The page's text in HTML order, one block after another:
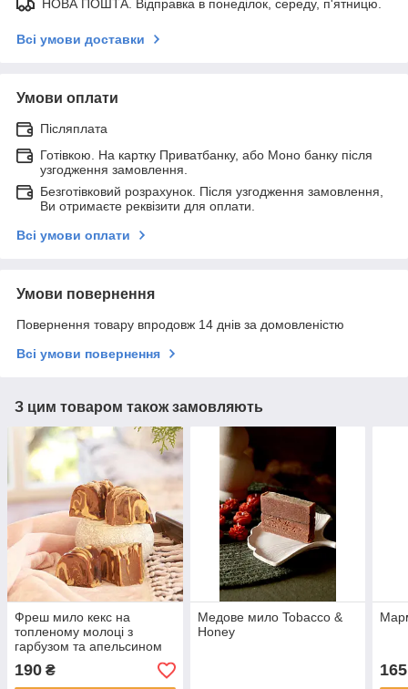
НОВА ПОШТА. Відправка в понеділок, середу, п'ятницю.
Всі умови доставки
Умови оплати
Післяплата
Готівкою. На картку Приватбанку, або Моно банку після
узгодження замовлення.
Безготівковий розрахунок. Після узгодження замовлення,
Ви отримаєте реквізити для оплати.
Всі умови оплати
Умови повернення
Повернення товару впродовж 14 днів за домовленістю
Всі умови повернення
З цим товаром також замовляють
Фреш мило кекс на
топленому молоці з
гарбузом та апельсином
190 ₴
Медове мило Tobacco &
Honey
165